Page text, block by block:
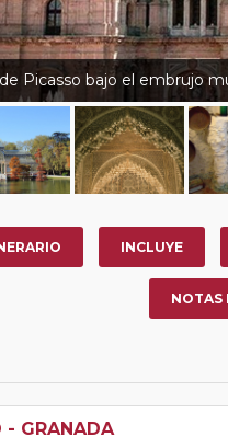
Picasso bajo el embrujo
INCLUYE
NOTAS
- GRANADA